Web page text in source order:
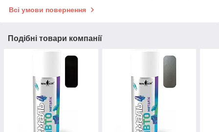
Всі умови повернення
Подібні товари компанії